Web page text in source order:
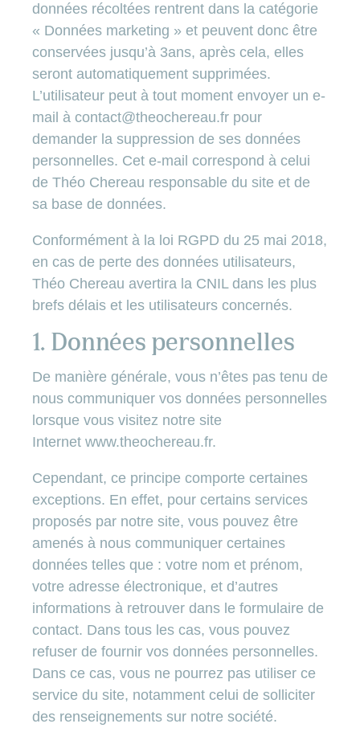
données récoltées rentrent dans la catégorie
« Données marketing » et peuvent donc être
conservées jusqu’à 3ans, après cela, elles
seront automatiquement supprimées.
L’utilisateur peut à tout moment envoyer un e-
mail à contact@theochereau.fr pour
demander la suppression de ses données
personnelles. Cet e-mail correspond à celui
de Théo Chereau responsable du site et de
sa base de données.
Conformément à la loi RGPD du 25 mai 2018,
en cas de perte des données utilisateurs,
Théo Chereau avertira la CNIL dans les plus
brefs délais et les utilisateurs concernés.
1. Données personnelles
De manière générale, vous n’êtes pas tenu de
nous communiquer vos données personnelles
lorsque vous visitez notre site
Internet www.theochereau.fr.
Cependant, ce principe comporte certaines
exceptions. En effet, pour certains services
proposés par notre site, vous pouvez être
amenés à nous communiquer certaines
données telles que : votre nom et prénom,
votre adresse électronique, et d’autres
informations à retrouver dans le formulaire de
contact. Dans tous les cas, vous pouvez
refuser de fournir vos données personnelles.
Dans ce cas, vous ne pourrez pas utiliser ce
service du site, notamment celui de solliciter
des renseignements sur notre société.